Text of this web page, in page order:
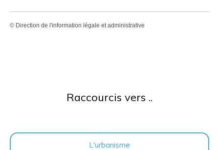
© Direction de l'information légale et administrative
Raccourcis vers ..
L'urbanisme